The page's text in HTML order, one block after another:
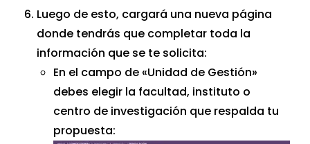
Luego de esto, cargará una nueva página
donde tendrás que completar toda la
información que se te solicita:
En el campo de «Unidad de Gestión»
debes elegir la facultad, instituto o
centro de investigación que respalda tu
propuesta: